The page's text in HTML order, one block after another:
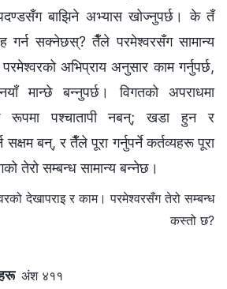
बाझिने अभ्यास खोज्नुपर्छ। के तँ
गर्न सक्नेछस्? तैँले परमेश्‍वरसँग सामान्य
अभिप्राय अनुसार काम गर्नुपर्छ,
मान्छे बन्नुपर्छ। विगतको अपराधमा
रूपमा पश्‍चातापी नबन्; खडा हुन र
सक्षम बन्, र तैँले पूरा गर्नुपर्ने कर्तव्यहरू पूरा
तेरो सम्बन्ध सामान्य बन्नेछ।
देखापराइ र काम। परमेश्‍वरसँग तेरो सम्बन्ध
कस्तो छ?
अंश ४११